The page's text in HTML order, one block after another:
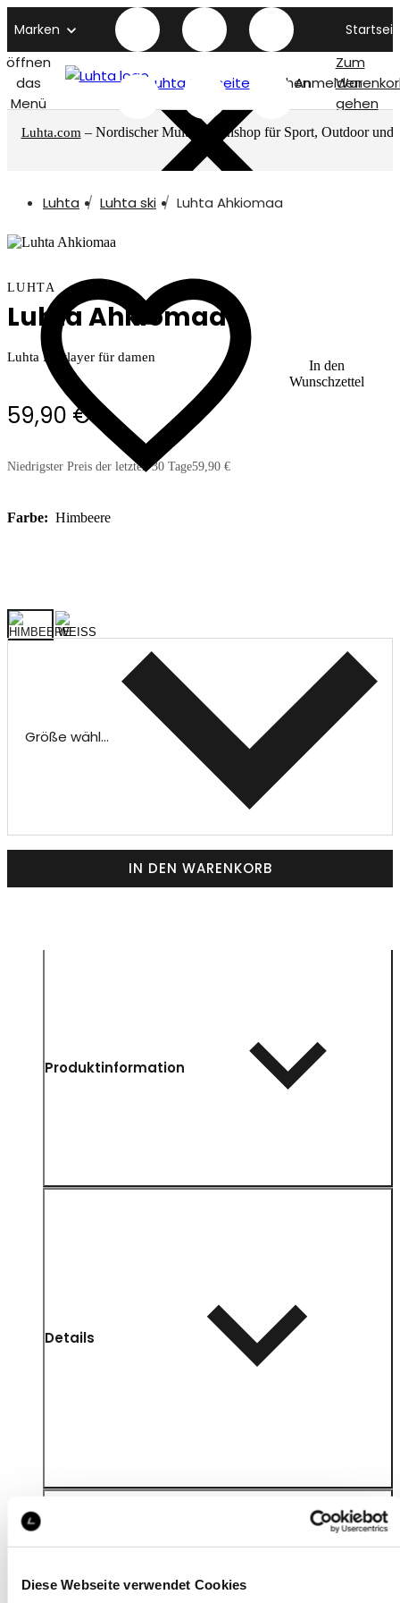
Diese Webseite verwendet Cookies
Marken
öffnen
das
Menü
Luhta titelseite SuchenAnmelden
Zum
gehen
Luhta.com – Nordischer Multimarkenshop für Sport, Outdoor und
Luhta Luhta ski Luhta Ahkiomaa
In den
Wunschzettel
LUHTA
Luhta Ahkiomaa
Luhta Firstlayer für damen
59,90 €
Niedrigster Preis der letzten 30 Tage59,90 €
Farbe: Himbeere
Größe wählen
IN DEN WARENKORB
Produktinformation
Details